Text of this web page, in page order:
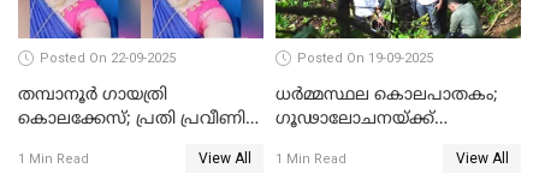
Posted On 22-09-2025
തമ്പാനൂര്‍ ഗായത്രി
കൊലക്കേസ്; പ്രതി പ്രവീണിന്
ലക്ഷം രൂപ പിഴയും
1 Min Read View All
Posted On 19-09-2025
ധർമ്മസ്ഥല കൊലപാതകം;
ഗൂഢാലോചനയ്ക്ക്
1 Min Read View All